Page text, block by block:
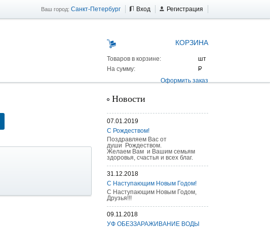
Ваш город: Санкт-Петербург Вход Регистрация
КОРЗИНА
Товаров в корзине:
На сумму:
Оформить заказ
Новости
07.01.2019
С Рождеством!
Поздравляем Вас от
души Рождеством.
Желаем Вам и Вашим семьям
здоровья, счастья и всех благ.
31.12.2018
С Наступающим Новым Годом!
С Наступающим Новым Годом,
Друзья!!!
09.11.2018
УФ ОБЕЗЗАРАЖИВАНИЕ ВОДЫ